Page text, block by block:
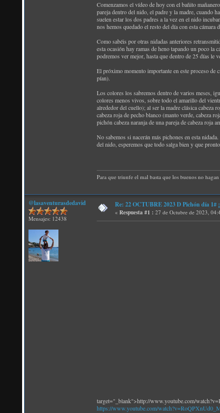
Comenzamos el vídeo de hoy con el bañito
pareja dentro del nido, el padre y la madre, cuando
suelen estar los dos padres a la vez en el nido
nos hemos quedado el resto del día con esta
Como sabéis por otras nidadas anteriores
esta ocasión hay ramas de heno tapando un poco
podremos ver mejor, hasta que dentro de 25 días le
El próximo momento importante en este proceso de
pían).
Los colores los sabremos dentro de varios meses,
colores menos vivos, sobre todo el amarillo del
alrededor del cuello); al ser la madre clásica cabeza
cabeza roja de pecho blanco (manto verde, cabeza
pichón cabeza naranja de una pareja de cabeza roja
No sabemos si nacerán más pichones en esta
del nido, esperemos que todo salga bien y que
Para que triunfe el mal basta que los buenos no
@lasaventurasdedavid
Mensajes: 12438
Re: 22 OCTUBRE 2023 D Pichón día
« Respuesta #1 : 27 de Octubre de 2023,
target="_blank">http://www.youtube.com/
https://www.youtube.com/